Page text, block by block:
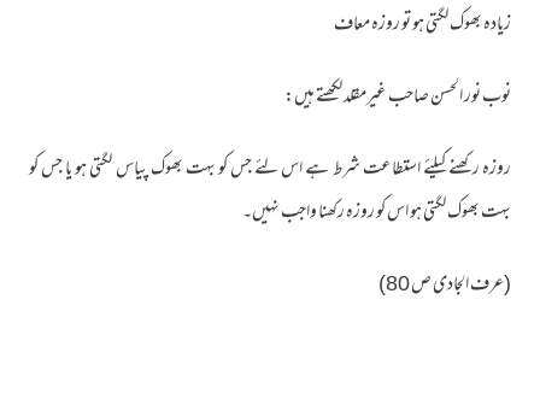
زیادہ بھوک لگتی ہو تو روزہ معاف
نوب نور الحسن صاحب غیرمقلد لکھتے ہیں:
روزہ رکھنے کیلئے استطاعت شرط ہے اس لئے جس کو بہت بھوک پیاس لگتی ہو یا جس کو
بہت بھوک لگتی ہو اس کو روزہ رکھنا واجب نہیں۔
(عرف الجادی ص 80)